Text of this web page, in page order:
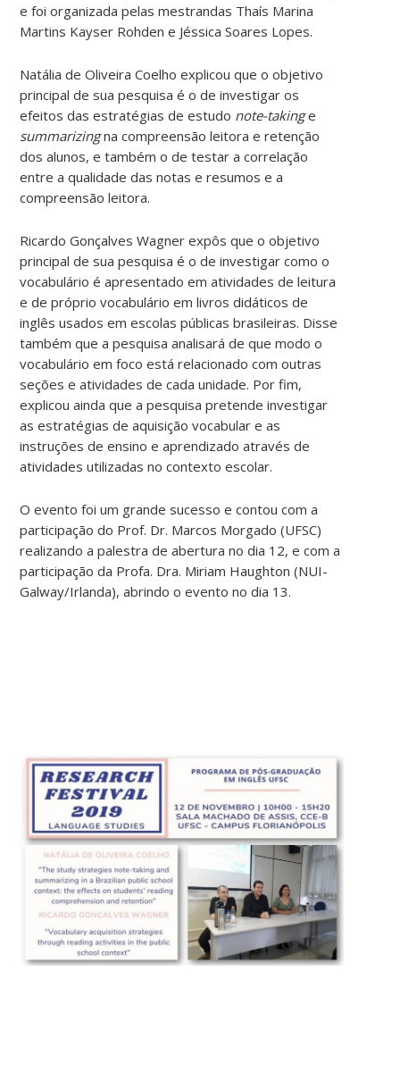
e foi organizada pelas mestrandas Thaís Marina
Martins Kayser Rohden e Jéssica Soares Lopes.
Natália de Oliveira Coelho explicou que o objetivo
principal de sua pesquisa é o de investigar os
efeitos das estratégias de estudo note-takinge
summarizingna compreensão leitora e retenção
dos alunos, e também o de testar a correlação
entre a qualidade das notas e resumos e a
compreensão leitora.
Ricardo Gonçalves Wagner expôs que o objetivo
principal de sua pesquisa é o de investigar como o
vocabulário é apresentado em atividades de leitura
e de próprio vocabulário em livros didáticos de
inglês usados em escolas públicas brasileiras. Disse
também que a pesquisa analisará de que modo o
vocabulário em foco está relacionado com outras
seções e atividades de cada unidade. Por fim,
explicou ainda que a pesquisa pretende investigar
as estratégias de aquisição vocabular e as
instruções de ensino e aprendizado através de
atividades utilizadas no contexto escolar.
O evento foi um grande sucesso e contou com a
participação do Prof. Dr. Marcos Morgado (UFSC)
realizando a palestra de abertura no dia 12, e com a
participação da Profa. Dra. Miriam Haughton (NUI-
Galway/Irlanda), abrindo o evento no dia 13.